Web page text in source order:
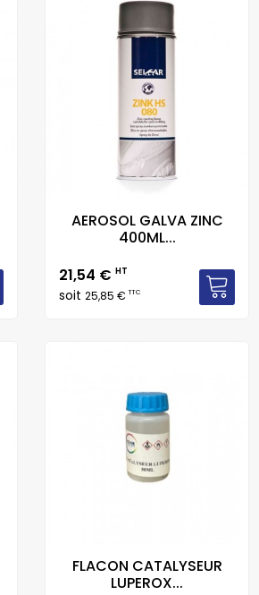
AEROSOL GALVA ZINC
400ML...
Prix
21,54 €HT
soit25,85 €TTC
FLACON CATALYSEUR
LUPEROX...